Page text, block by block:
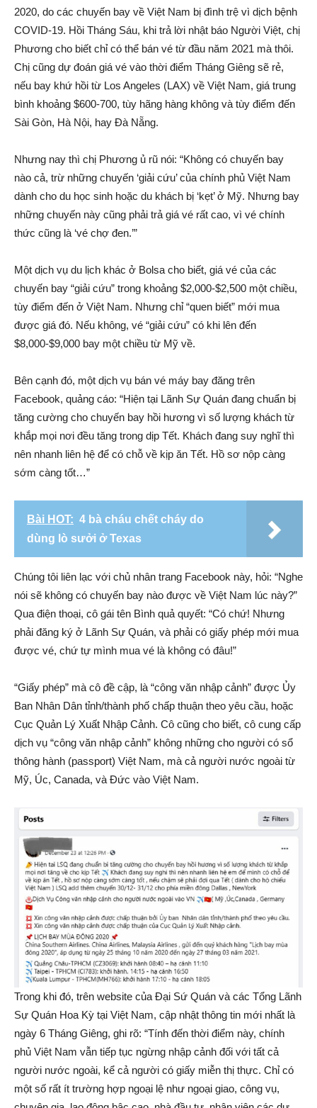
2020, do các chuyến bay về Việt Nam bị đình trệ vì dịch bệnh
COVID-19. Hồi Tháng Sáu, khi trả lời nhật báo Người Việt, chị
Phương cho biết chỉ có thể bán vé từ đầu năm 2021 mà thôi.
Chị cũng dự đoán giá vé vào thời điểm Tháng Giêng sẽ rẻ,
nếu bay khứ hồi từ Los Angeles (LAX) về Việt Nam, giá trung
bình khoảng $600-700, tùy hãng hàng không và tùy điểm đến
Sài Gòn, Hà Nội, hay Đà Nẵng.
Nhưng nay thì chị Phương ủ rũ nói: “Không có chuyến bay
nào cả, trừ những chuyến ‘giải cứu’ của chính phủ Việt Nam
dành cho du học sinh hoặc du khách bị ‘kẹt’ ở Mỹ. Nhưng bay
những chuyến này cũng phải trả giá vé rất cao, vì vé chính
thức cũng là ‘vé chợ đen.’”
Một dịch vụ du lịch khác ở Bolsa cho biết, giá vé của các
chuyến bay “giải cứu” trong khoảng $2,000-$2,500 một chiều,
tùy điểm đến ở Việt Nam. Nhưng chỉ “quen biết” mới mua
được giá đó. Nếu không, vé “giải cứu” có khi lên đến
$8,000-$9,000 bay một chiều từ Mỹ về.
Bên cạnh đó, một dịch vụ bán vé máy bay đăng trên
Facebook, quảng cáo: “Hiện tại Lãnh Sự Quán đang chuẩn bị
tăng cường cho chuyến bay hồi hương vì số lượng khách từ
khắp mọi nơi đều tăng trong dịp Tết. Khách đang suy nghĩ thì
nên nhanh liên hệ để có chỗ về kịp ăn Tết. Hồ sơ nộp càng
sớm càng tốt…”
Bài HOT: 4 bà cháu chết cháy do
dùng lò sưởi ở Texas
Chúng tôi liên lạc với chủ nhân trang Facebook này, hỏi: “Nghe
nói sẽ không có chuyến bay nào được về Việt Nam lúc này?”
Qua điện thoại, cô gái tên Bình quả quyết: “Có chứ! Nhưng
phải đăng ký ở Lãnh Sự Quán, và phải có giấy phép mới mua
được vé, chứ tự mình mua vé là không có đâu!”
“Giấy phép” mà cô đề cập, là “công văn nhập cảnh” được Ủy
Ban Nhân Dân tỉnh/thành phố chấp thuận theo yêu cầu, hoặc
Cục Quản Lý Xuất Nhập Cảnh. Cô cũng cho biết, cô cung cấp
dịch vụ “công văn nhập cảnh” không những cho người có sổ
thông hành (passport) Việt Nam, mà cả người nước ngoài từ
Mỹ, Úc, Canada, và Đức vào Việt Nam.
Trong khi đó, trên website của Đại Sứ Quán và các Tổng Lãnh
Sự Quán Hoa Kỳ tại Việt Nam, cập nhật thông tin mới nhất là
ngày 6 Tháng Giêng, ghi rõ: “Tính đến thời điểm này, chính
phủ Việt Nam vẫn tiếp tục ngừng nhập cảnh đối với tất cả
người nước ngoài, kể cả người có giấy miễn thị thực. Chỉ có
một số rất ít trường hợp ngoại lệ như ngoại giao, công vụ,